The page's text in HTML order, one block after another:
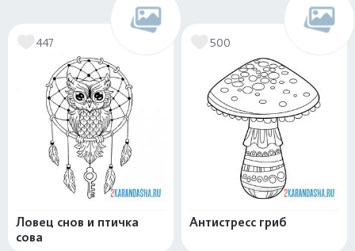
447
Ловец снов и птичка
сова
500
Антистресс гриб